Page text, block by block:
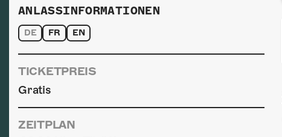
ANLASSINFORMATIONEN
DE FR EN
TICKETPREIS
Gratis
ZEITPLAN